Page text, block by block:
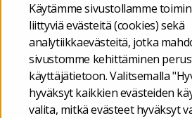
Käytämme sivustollamme
liittyviä evästeitä (cookies) sekä
analytiikkaevästeitä, jotka
sivustomme kehittäminen
käyttäjätietoon. Valitsemalla
hyväksyt kaikkien evästeiden
valita, mitkä evästeet hyväksyt